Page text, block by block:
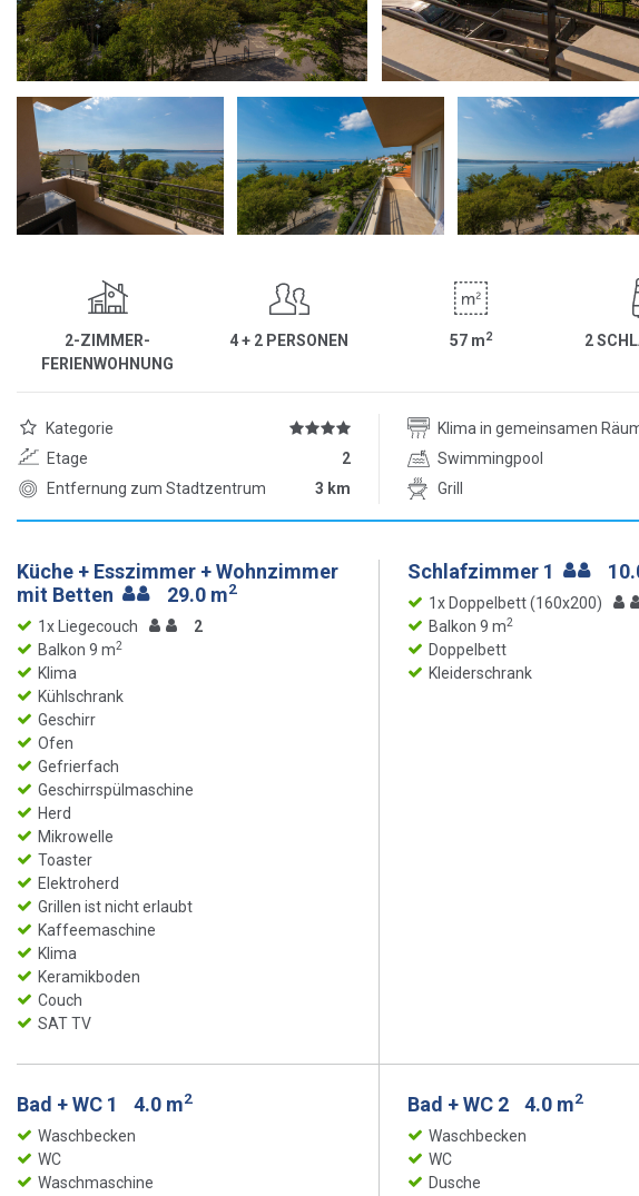
2-ZIMMER-
FERIENWOHNUNG
4 + 2 PERSONEN 57 m2 2
Kategorie Klima in gemeinsamen
Etage
2 Swimmingpool
Entfernung zum Stadtzentrum
3 km Grill
Küche + Esszimmer + Wohnzimmer
mit Betten
29.0 m2
1x Liegecouch
2
Balkon 9 m2
Klima
Kühlschrank
Geschirr
Ofen
Gefrierfach
Geschirrspülmaschine
Herd
Mikrowelle
Toaster
Elektroherd
Grillen ist nicht erlaubt
Kaffeemaschine
Klima
Keramikboden
Couch
SAT TV
Schlafzimmer 1
1x Doppelbett (160x200)
Balkon 9 m2
Doppelbett
Kleiderschrank
Bad + WC 1 4.0 m2
Waschbecken
WC
Waschmaschine
Bad + WC 2 4.0 m2
Waschbecken
WC
Dusche